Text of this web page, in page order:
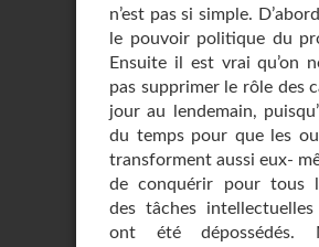
n’est pas si simple.
le pouvoir politique du
Ensuite il est vrai qu’on
pas supprimer le rôle des
jour au lendemain,
du temps pour que les
transforment aussi eux-
de conquérir pour tous
des tâches
ont été dépossédés.